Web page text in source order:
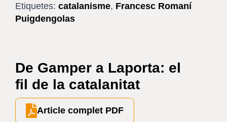
Etiquetes: catalanisme, Francesc Romaní
Puigdengolas
De Gamper a Laporta: el
fil de la catalanitat
Article complet PDF